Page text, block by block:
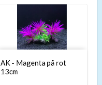
AK - Magenta på rot
13cm